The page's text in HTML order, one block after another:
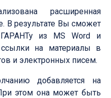
расширенная
В результате Вы сможет
из MS Word и
на материалы в
и электронных писем.
добавляется на
этом она может быть